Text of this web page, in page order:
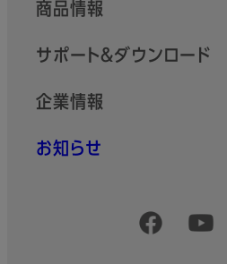
商品情報
サポート＆ダウンロード
企業情報
お知らせ
公式SNSアカウント